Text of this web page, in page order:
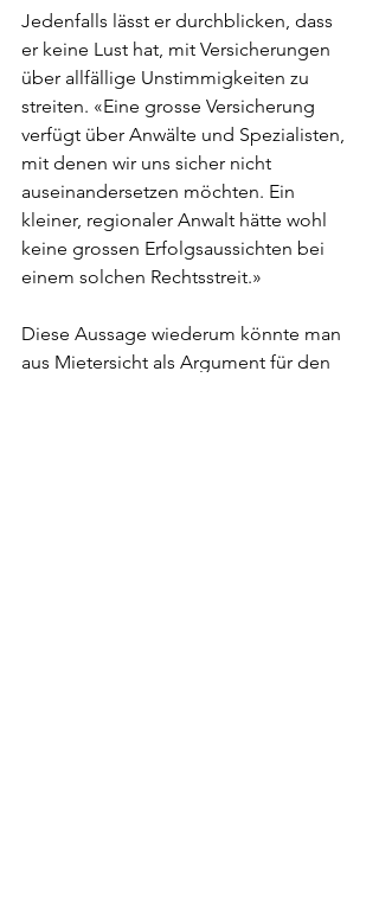
Jedenfalls lässt er durchblicken, dass
er keine Lust hat, mit Versicherungen
über allfällige Unstimmigkeiten zu
streiten. «Eine grosse Versicherung
verfügt über Anwälte und Spezialisten,
mit denen wir uns sicher nicht
auseinandersetzen möchten. Ein
kleiner, regionaler Anwalt hätte wohl
keine grossen Erfolgsaussichten bei
einem solchen Rechtsstreit.»
Diese Aussage wiederum könnte man
aus Mietersicht als Argument für den